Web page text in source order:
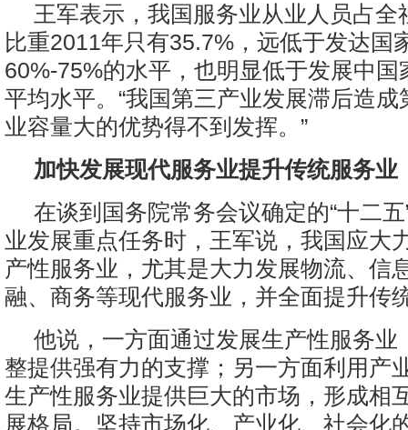
王军表示，我国服务业从业人员占全
比重2011年只有35.7%，远低于发达国
60%-75%的水平，也明显低于发展中国
平均水平。“我国第三产业发展滞后造
业容量大的优势得不到发挥。”
加快发展现代服务业提升传统服务业
在谈到国务院常务会议确定的“十二
业发展重点任务时，王军说，我国应大
产性服务业，尤其是大力发展物流、信
融、商务等现代服务业，并全面提升传
他说，一方面通过发展生产性服务业
整提供强有力的支撑；另一方面利用产
生产性服务业提供巨大的市场，形成相
展格局。坚持市场化、产业化、社会化